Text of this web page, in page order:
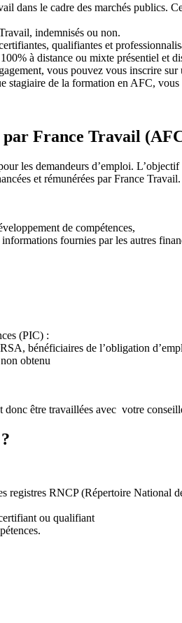
dans le cadre des marchés
indemnisés ou non.
qualifiantes et
à distance ou mixte présentiel et
vous pouvez vous inscrire
de la formation en AFC, vous
par France Travail
les demandeurs d’emploi.
et rémunérées par France Travail.
de compétences,
fournies par les autres
(PIC) :
bénéficiaires de l’obligation
obtenu
donc être travaillées avec votre
registres RNCP (Répertoire
ou qualifiant